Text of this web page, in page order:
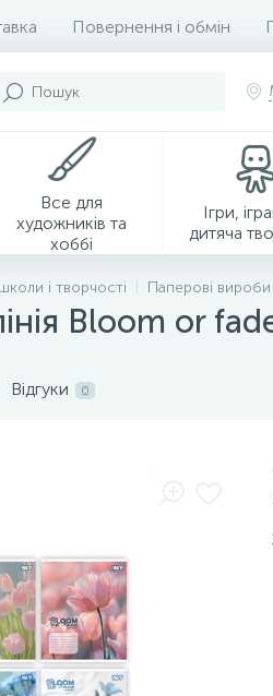
Повернення і обмін
Все для
художників та
хоббі
Ігри,
дитяча
і творчості Паперові вироби
Bloom or
Відгуки 0